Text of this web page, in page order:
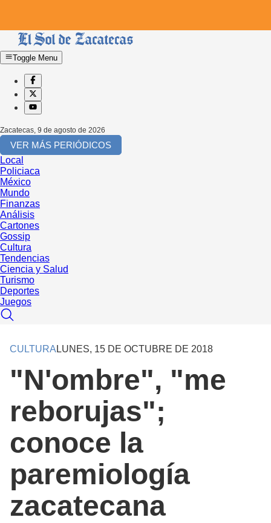
Toggle Menu
Zacatecas, 9 de agosto de 2026
VER MÁS PERIÓDICOS
Local
Policiaca
México
Mundo
Finanzas
Análisis
Cartones
Gossip
Cultura
Tendencias
Ciencia y Salud
Turismo
Deportes
Juegos
CULTURA LUNES, 15 DE OCTUBRE DE 2018
"N'ombre", "me
reborujas";
conoce la
paremiología
zacatecana